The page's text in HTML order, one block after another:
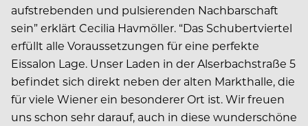
aufstrebenden und pulsierenden Nachbarschaft
sein” erklärt Cecilia Havmöller. “Das Schubertviertel
erfüllt alle Voraussetzungen für eine perfekte
Eissalon Lage. Unser Laden in der Alserbachstraße 5
befindet sich direkt neben der alten Markthalle, die
für viele Wiener ein besonderer Ort ist. Wir freuen
uns schon sehr darauf, auch in diese wunderschöne